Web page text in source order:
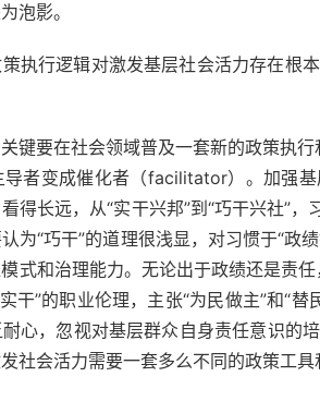
泡影。
执行逻辑对激发基层社会活力存在根
键要在社会领域普及一套新的政策执
者变成催化者（facilitator）。加强
得长远，从“实干兴邦”到“巧干兴社”
为“巧干”的道理很浅显，对习惯于“政
式和治理能力。无论出于政绩还是责
干”的职业伦理，主张“为民做主”和“
心，忽视对基层群众自身责任意识的
社会活力需要一套多么不同的政策工具